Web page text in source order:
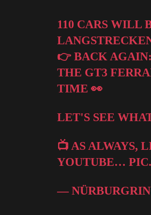
110 CARS WILL
👉 BACK
THE GT3
TIME 👀
LET'S SEE
📺 AS ALWAYS,
YOUTUBE…
—